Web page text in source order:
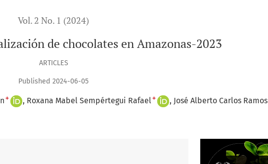
Vol. 2 No. 1 (2024)
de chocolates en Amazonas-2023
ARTICLES
Published 2024-06-05
+ Roxana Mabel Sempértegui Rafael+ José Alberto Carlos Ramos